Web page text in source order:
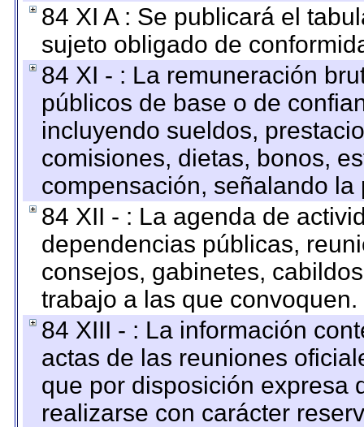
84 XI A : Se publicará el
sujeto obligado de
84 XI - : La remuneración
públicos de base o de
incluyendo sueldos,
comisiones, dietas, bonos,
compensación, señalando
84 XII - : La agenda de
dependencias públicas,
consejos, gabinetes,
trabajo a las que convoquen.
84 XIII - : La información
actas de las reuniones
que por disposición expresa
realizarse con carácter